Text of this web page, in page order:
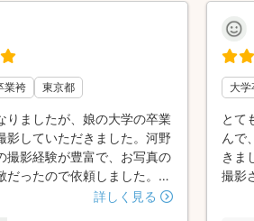
業袴 東京都
りましたが、娘の大学の卒業
影していただきました。河野
撮影経験が豊富で、お写真の
だったので依頼しました。
ジのやり取りも丁寧で、ロケ
詳しく見る
大
とて
んで
きま
撮影